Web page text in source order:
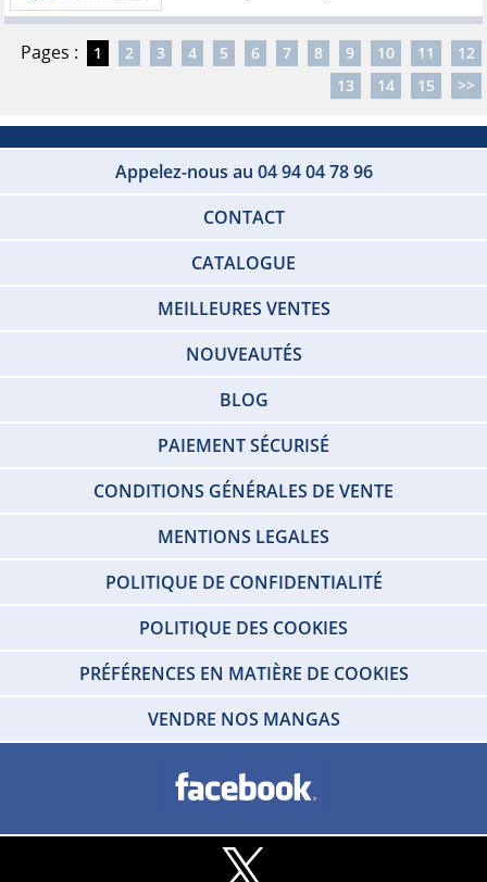
Pages : 1 2 3 4 5 6 7 8 9 10 11
12
13
14 15 >>
Appelez-nous au 04 94 04 78 96
CONTACT
CATALOGUE
MEILLEURES VENTES
NOUVEAUTÉS
BLOG
PAIEMENT SÉCURISÉ
CONDITIONS GÉNÉRALES DE VENTE
MENTIONS LEGALES
POLITIQUE DE CONFIDENTIALITÉ
POLITIQUE DES COOKIES
PRÉFÉRENCES EN MATIÈRE DE COOKIES
VENDRE NOS MANGAS